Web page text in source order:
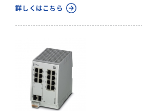
詳しくはこちら